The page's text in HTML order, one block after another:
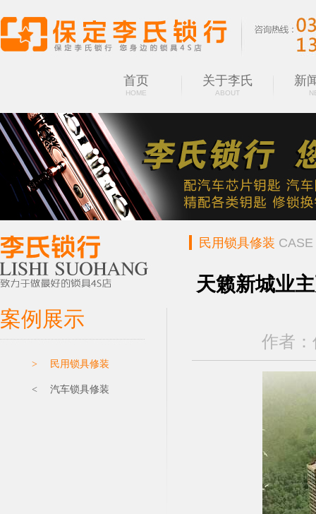
首页
HOME
关于李氏
ABOUT
新
案例展示
> 民用锁具修装
< 汽车锁具修装
民用锁具修装 CASE
天籁新城业
作者：